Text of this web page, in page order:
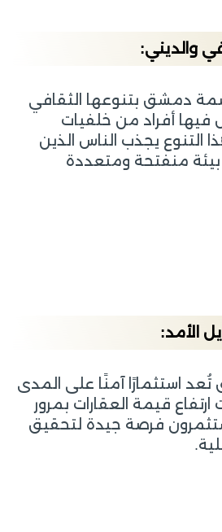
والديني:
دمشق بتنوعها الثقافي
فيها أفراد من خلفيات
التنوع يجذب الناس الذين
منفتحة ومتعددة
الأمد:
استثمارًا آمنًا على المدى
قيمة العقارات بمرور
فرصة جيدة لتحقيق